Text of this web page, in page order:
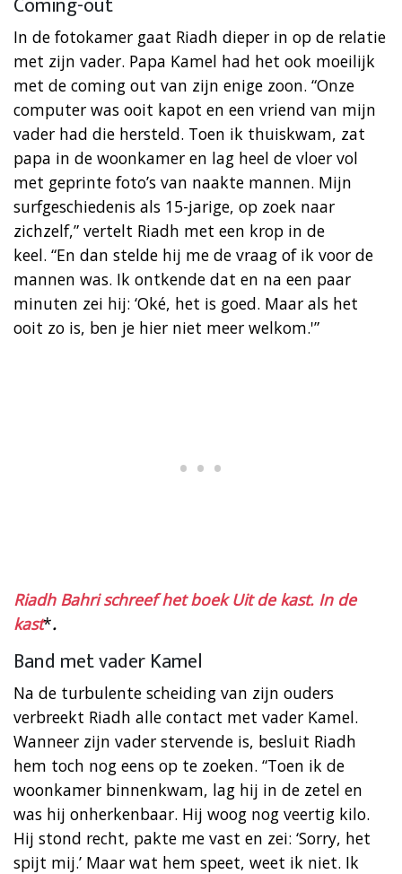
In de fotokamer gaat Riadh dieper in op de relatie
met zijn vader. Papa Kamel had het ook moeilijk
met de coming out van zijn enige zoon. “Onze
computer was ooit kapot en een vriend van mijn
vader had die hersteld. Toen ik thuiskwam, zat
papa in de woonkamer en lag heel de vloer vol
met geprinte foto’s van naakte mannen. Mijn
surfgeschiedenis als 15-jarige, op zoek naar
zichzelf,” vertelt Riadh met een krop in de
keel. “En dan stelde hij me de vraag of ik voor de
mannen was. Ik ontkende dat en na een paar
minuten zei hij: ‘Oké, het is goed. Maar als het
ooit zo is, ben je hier niet meer welkom.'”
Riadh Bahri schreef het boek Uit de kast. In de
kast*.
Band met vader Kamel
Na de turbulente scheiding van zijn ouders
verbreekt Riadh alle contact met vader Kamel.
Wanneer zijn vader stervende is, besluit Riadh
hem toch nog eens op te zoeken. “Toen ik de
woonkamer binnenkwam, lag hij in de zetel en
was hij onherkenbaar. Hij woog nog veertig kilo.
Hij stond recht, pakte me vast en zei: ‘Sorry, het
spijt mij.’ Maar wat hem speet, weet ik niet. Ik